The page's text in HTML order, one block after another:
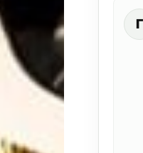
Г